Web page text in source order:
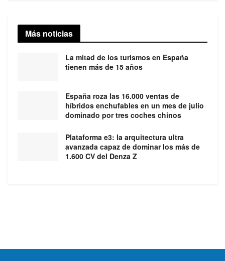
Más noticias
La mitad de los turismos en España
tienen más de 15 años
España roza las 16.000 ventas de
híbridos enchufables en un mes de julio
dominado por tres coches chinos
Plataforma e3: la arquitectura ultra
avanzada capaz de dominar los más de
1.600 CV del Denza Z